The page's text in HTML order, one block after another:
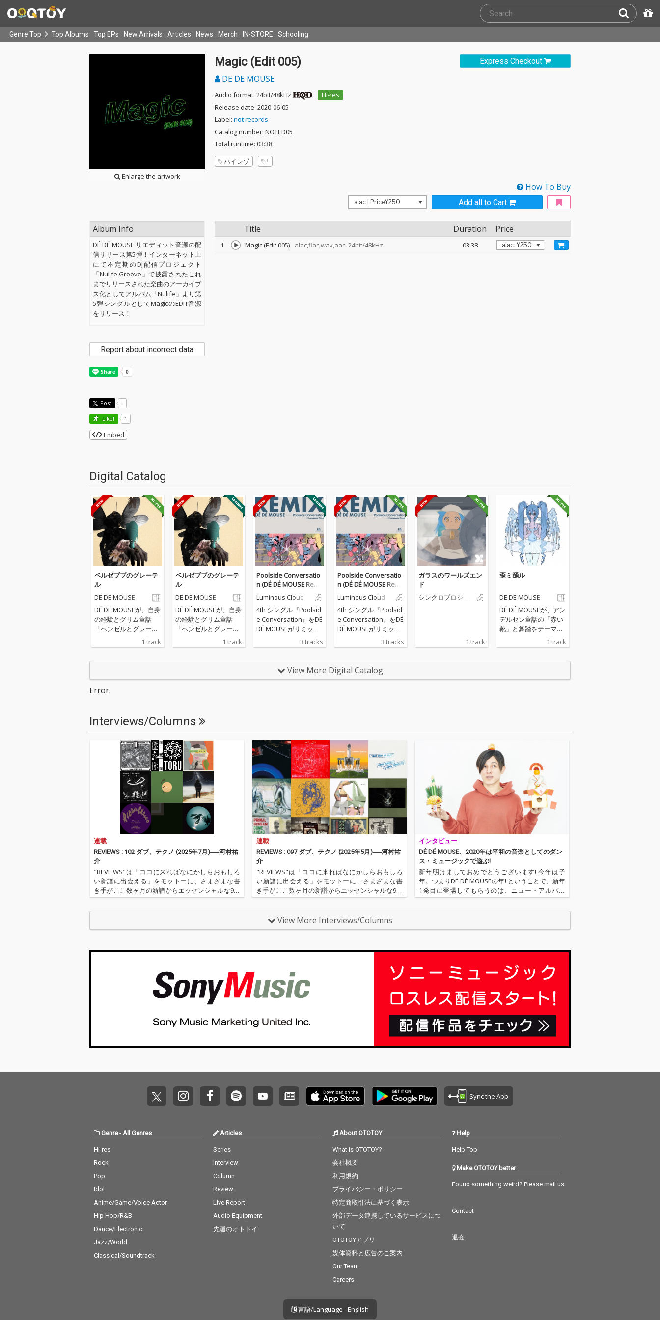
Genre Top Top Albums Top EPs New Arrivals Articles News Merch IN-STORE Schooling
Enlarge the artwork
Express Checkout
Magic (Edit 005)
DE DE MOUSE
Audio format: 24bit/48kHz
Hi-res
Release date: 2020-06-05
Label: not records
Catalog number: NOTED05
Total runtime: 03:38
ハイレゾ
How To Buy
Add all to Cart
Title Duration Price
1 Magic (Edit 005) alac,flac,wav,aac: 24bit/48kHz 03:38
Album Info
DÉ DÉ MOUSE リエディット音源の配
信リリース第5弾！インターネット上
にて不定期のDJ配信プロジェクト
「Nulife Groove」で披露されたこれ
までリリースされた楽曲のアーカイブ
ス化としてアルバム「Nulife」より第
5弾シングルとしてMagicのEDIT音源
をリリース！
Report about incorrect data
Post -
Like! 1
Embed
Digital Catalog
ベルゼブブのグレーテ
ル
DE DE MOUSE
DÉ DÉ MOUSEが、自身
の経験とグリム童話
「ヘンゼルとグレーテ
クメルヘンボカロ『ベ
ック的な和音構成とア
ブベース、無機質なが
ら不快感と怒りを体現
した調声された初音ミ
クの歌全てが歪んだ、
幻想的で不快感マック
スなダークメルヘンモ
ダンバレエボカロ！
1 track
ベルゼブブのグレーテ
ル
DE DE MOUSE
DÉ DÉ MOUSEが、自身
の経験とグリム童話
「ヘンゼルとグレーテ
クメルヘンボカロ『ベ
ブベース、無機質なが
ら不快感と怒りを体現
した調声された初音ミ
クの歌全てが歪んだ、
幻想的で不快感マック
スなダークメルヘンモ
ダンバレエボカロ！
1 track
Poolside Conversatio
n (DÉ DÉ MOUSE Remi
x)Luminous Cloud
4th シングル『Poolsid
e Conversation』をDÉ
DÉ MOUSEがリミック
ックスウィング的なア
ーでスロウなイントロ
からのアッパーなテン
3 tracks
Poolside Conversatio
n (DÉ DÉ MOUSE Remi
x)Luminous Cloud
4th シングル『Poolsid
e Conversation』をDÉ
DÉ MOUSEがリミック
ックスウィング的なア
ーでスロウなイントロ
からのアッパーなテン
3 tracks
ガラスのワールズエン
ド
シンクロプロジェ
1 track
歪ミ踊ル
DE DE MOUSE
DÉ DÉ MOUSEが、アン
デルセン童話の「赤い
靴」と舞踏をテーマに
ルゼンチンタンゴなボ
アルゼンチンタンゴの
ーディオンにヴァイオ
リン、グリッチサウン
ドに歪んだアーメンブ
レイク、そして２声が
独立し呼応する初音ミ
クによるボーカルが、
心の奥底にある憎悪と
愛を搾り出すように歌
い上げるモダンバレ
エ・アルゼンチンタン
クは長瀬有花との「ち
ートワークを担当し
た、ゴシックY2Kな魅
力溢れる人気イラスト
レーター好都によるも
1 track
View More Digital Catalog
Error.
Interviews/Columns
連載
REVIEWS : 102 ダブ、テクノ (2025年7月)──河村祐
介
"REVIEWS"は「ココに来ればなにかしらおもしろ
い新譜に出会える」をモットーに、さまざまな書
き手がここ数ヶ月の新譜からエッセンシャルな9枚
を選びレヴューするコーナー。今回の更新は、OT
連載
REVIEWS : 097 ダブ、テクノ (2025年5月)──河村祐
介
"REVIEWS"は「ココに来ればなにかしらおもしろ
い新譜に出会える」をモットーに、さまざまな書
き手がここ数ヶ月の新譜からエッセンシャルな9枚
を選びレヴューするコーナー。今回の更新は、OT
刊行した河村祐介が…
インタビュー
DÉ DÉ MOUSE、2020年は平和の音楽としてのダン
ス・ミュージックで遊ぶ!
新年明けましておめでとうございます! 今年は子
年。つまりDÉ DÉ MOUSEの年! ということで、新年
1発目に登場してもらうのは、ニュー・アルバム
『Nulife』をリリースしたばかりのDÉ DÉ MOUS
View More Interviews/Columns
Sync the App
Genre- All Genres
Hi-res
Rock
Pop
Idol
Anime/Game/Voice Actor
Hip Hop/R&B
Dance/Electronic
Jazz/World
Classical/Soundtrack
Articles
Series
Interview
Column
Review
Live Report
Audio Equipment
先週のオトトイ
About OTOTOY
What is OTOTOY?
会社概要
利用規約
プライバシー・ポリシー
特定商取引法に基づく表示
外部データ連携しているサービスにつ
いて
OTOTOYアプリ
媒体資料と広告のご案内
Our Team
Careers
Help
Help Top
Make OTOTOY better
Found something weird? Please mail us
Contact
退会
言語/Language - English